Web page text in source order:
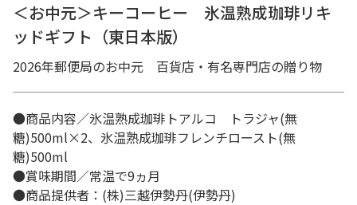
＜お中元＞キーコーヒー 氷温熟成珈琲リキ
ッドギフト（東日本版）
2026年郵便局のお中元 百貨店・有名専門店の贈り物
●商品内容／氷温熟成珈琲トアルコ トラジャ(無
糖)500ml×2、氷温熟成珈琲フレンチロースト(無
糖)500ml
●賞味期間／常温で9ヵ月
●商品提供者：(株)三越伊勢丹(伊勢丹)